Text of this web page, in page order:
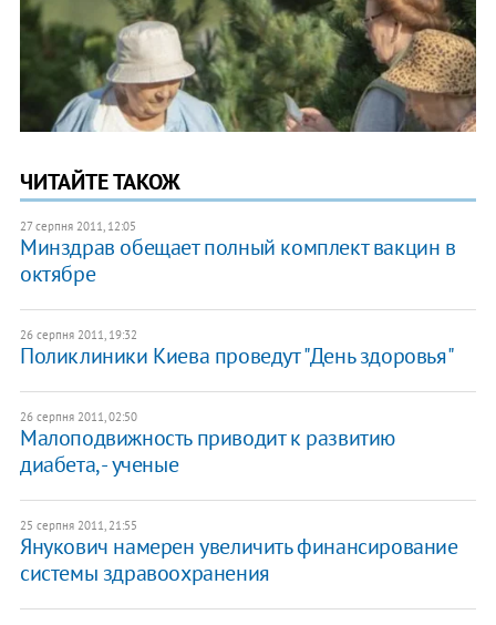
ЧИТАЙТЕ ТАКОЖ
27 серпня 2011, 12:05
Минздрав обещает полный комплект вакцин в
октябре
26 серпня 2011, 19:32
Поликлиники Киева проведут "День здоровья"
26 серпня 2011, 02:50
Малоподвижность приводит к развитию
диабета, - ученые
25 серпня 2011, 21:55
​Янукович намерен увеличить финансирование
системы здравоохранения